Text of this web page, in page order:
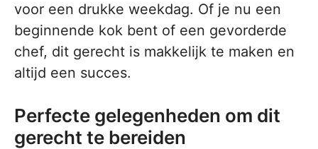
voor een drukke weekdag. Of je nu een
beginnende kok bent of een gevorderde
chef, dit gerecht is makkelijk te maken en
altijd een succes.
Perfecte gelegenheden om dit
gerecht te bereiden